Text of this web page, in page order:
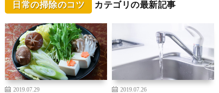
日常の掃除のコツ カテゴリの最新記事
2019.07.29
2019.07.26